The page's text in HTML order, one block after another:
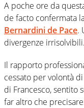
A poche ore da
de facto confermata
Bernardini de Pace.
divergenze irrisolvibili.
Il rapporto
cessato per volontà di
di Francesco, sentito
far altro che